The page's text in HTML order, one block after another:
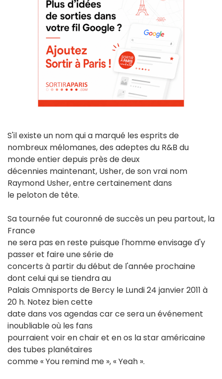
S'il existe un nom qui a marqué les esprits de
nombreux mélomanes, des adeptes du R&B du
monde entier depuis près de deux
décennies maintenant, Usher, de son vrai nom
Raymond Usher, entre certainement dans
le peloton de tête.
Sa tournée fut couronné de succès un peu partout, la
France
ne sera pas en reste puisque l'homme envisage d'y
passer et faire une série de
concerts à partir du début de l'année prochaine
dont celui qui se tiendra au
Palais Omnisports de Bercy le Lundi 24 janvier 2011 à
20 h. Notez bien cette
date dans vos agendas car ce sera un événement
inoubliable où les fans
pourraient voir en chair et en os la star américaine
des tubes planétaires
comme « You remind me », « Yeah ».